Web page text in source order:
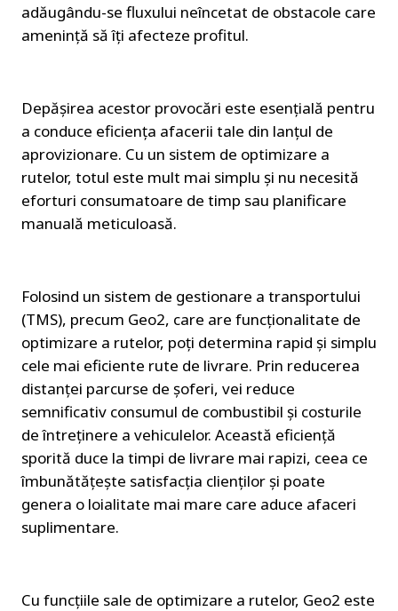
adăugându-se fluxului neîncetat de obstacole care
amenință să îți afecteze profitul.
Depășirea acestor provocări este esențială pentru
a conduce eficiența afacerii tale din lanțul de
aprovizionare. Cu un sistem de optimizare a
rutelor, totul este mult mai simplu și nu necesită
eforturi consumatoare de timp sau planificare
manuală meticuloasă.
Folosind un sistem de gestionare a transportului
(TMS), precum Geo2, care are funcționalitate de
optimizare a rutelor, poți determina rapid și simplu
cele mai eficiente rute de livrare. Prin reducerea
distanței parcurse de șoferi, vei reduce
semnificativ consumul de combustibil și costurile
de întreținere a vehiculelor. Această eficiență
sporită duce la timpi de livrare mai rapizi, ceea ce
îmbunătățește satisfacția clienților și poate
genera o loialitate mai mare care aduce afaceri
suplimentare.
Cu funcțiile sale de optimizare a rutelor, Geo2 este